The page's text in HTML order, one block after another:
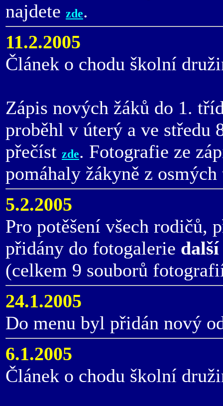
najdete zde.
11.2.2005
Článek o chodu školní
Zápis nových žáků do 1.
proběhl v úterý a ve středu
přečíst zde. Fotografie ze
pomáhaly žákyně z
5.2.2005
Pro potěšení všech rodičů,
přidány do fotogalerie
(celkem 9 souborů
24.1.2005
Do menu byl přidán nový
6.1.2005
Článek o chodu školní